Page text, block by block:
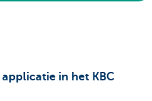
applicatie in het KBC